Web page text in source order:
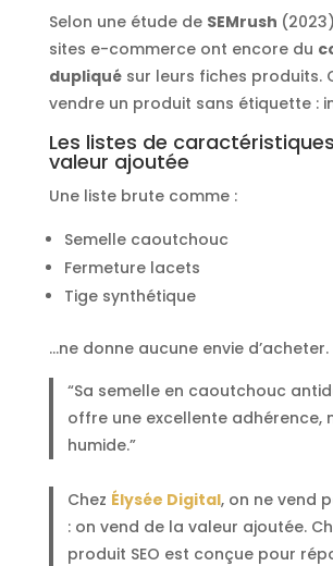
Selon une étude de SEMrush
sites e-commerce ont encore du
dupliquésur leurs fiches produits.
vendre un produit sans étiquette :
Les listes de
valeur ajoutée
Une liste brute comme :
Semelle caoutchouc
Fermeture lacets
Tige synthétique
…ne donne aucune envie
“Sa semelle en caoutchouc
offre une excellente adhérence,
humide.”
Chez Élysée Digital, on ne vend
: on vend de la valeur ajoutée.
produit SEO est conçue pour